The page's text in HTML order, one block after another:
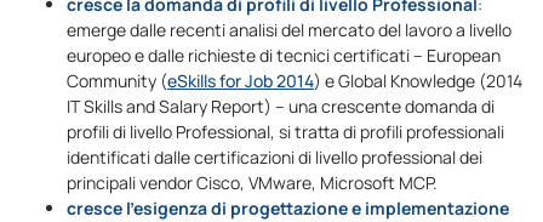
emerge dalle recenti analisi del mercato del lavoro a livello
europeo e dalle richieste di tecnici certificati – European
Community (eSkills for Job 2014) e Global Knowledge (2014
IT Skills and Salary Report) – una crescente domanda di
profili di livello Professional, si tratta di profili professionali
identificati dalle certificazioni di livello professional dei
principali vendor Cisco, VMware, Microsoft MCP.
cresce l’esigenza di progettazione e implementazione